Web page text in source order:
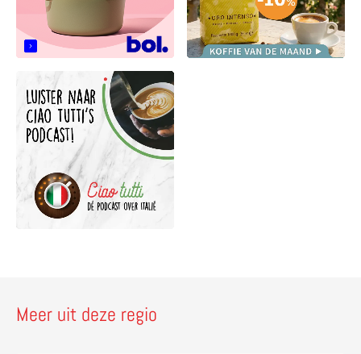
Meer uit deze regio